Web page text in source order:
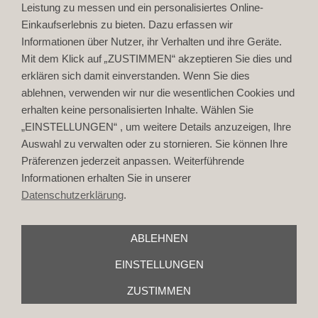
Einrichtungsberatung
Muster-Service
AGB
Datenschutz
Widerrufsrecht
Zahlung
Online-Rabatt
Barrierefreiheit
Einrichtungsblog
© DESIGNERS-living by maike metz
Leistung zu messen und ein personalisiertes Online-
Einkaufserlebnis zu bieten. Dazu erfassen wir
Informationen über Nutzer, ihr Verhalten und ihre Geräte.
Mit dem Klick auf„ZUSTIMMEN“ akzeptieren Sie dies und
erklären sich damit einverstanden. Wenn Sie dies
ablehnen, verwenden wir nur die wesentlichen Cookies und
erhalten keine personalisierten Inhalte. Wählen Sie
„EINSTELLUNGEN“ , um weitere Details anzuzeigen, Ihre
Auswahl zu verwalten oder zu stornieren. Sie können Ihre
Präferenzen jederzeit anpassen. Weiterführende
Informationen erhalten Sie in unserer
Datenschutzerklärung.
ABLEHNEN
EINSTELLUNGEN
ZUSTIMMEN